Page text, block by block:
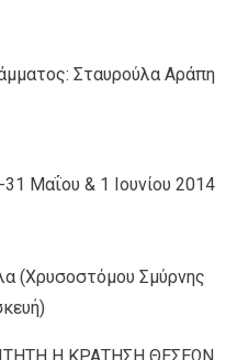
Σταυρούλα Αράπη
Μαΐου & 1 Ιουνίου 2014
(Χρυσοστόμου Σμύρνης
Η ΚΡΑΤΗΣΗ ΘΕΣΕΩΝ